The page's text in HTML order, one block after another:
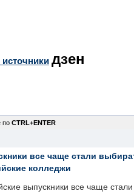
источники дзен
по CTRL+ENTER
все чаще стали
колледжи
выпускники все чаще